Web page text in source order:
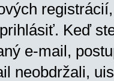
Keď
e-mail,
neobdržali,